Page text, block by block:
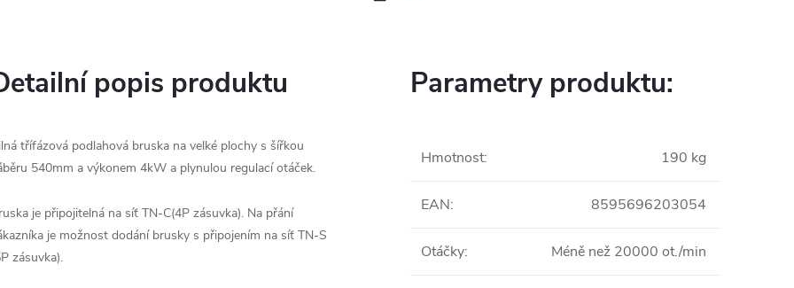
popis produktu
třífázová podlahová bruska na velké plochy s šířkou
540mm a výkonem 4kW a plynulou regulací otáček.
je připojitelná na síť TN-C(4P zásuvka). Na přání
je možnost dodání brusky s připojením na síť TN-S
zásuvka).
Parametry produktu:
Hmotnost: 190 kg
EAN: 8595696203054
Otáčky: Méně než 20000 ot./min